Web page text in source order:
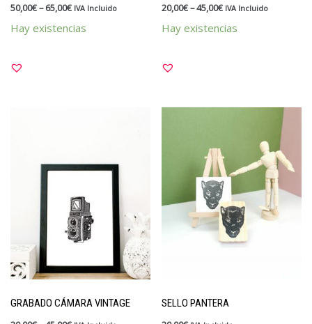
50,00€–65,00€ IVA Incluido
Hay existencias
20,00€–45,00€ IVA Incluido
Hay existencias
GRABADO CÁMARA VINTAGE
SELLO PANTERA